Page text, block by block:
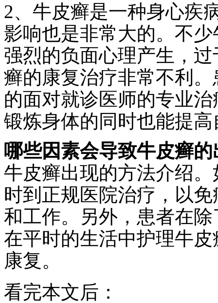
2、牛皮癣是一种身心疾
影响也是非常大的。不
强烈的负面心理产生，
癣的康复治疗非常不利
的面对就诊医师的专业
锻炼身体的同时也能提
哪些因素会导致牛皮癣的
牛皮癣出现的方法介绍
时到正规医院治疗，以
和工作。另外，患者在
在平时的生活中护理牛
康复。
看完本文后：